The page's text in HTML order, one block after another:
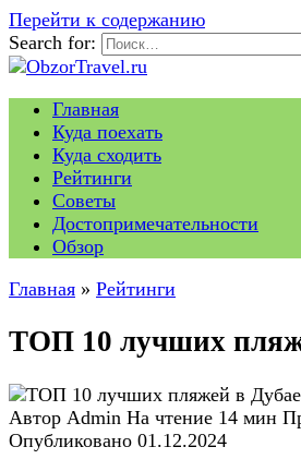
Перейти к содержанию
Search for:
Главная
Куда поехать
Куда сходить
Рейтинги
Советы
Достопримечательности
Обзор
Главная » Рейтинги
ТОП 10 лучших
Автор Admin На чтение 14 мин
Опубликовано 01.12.2024